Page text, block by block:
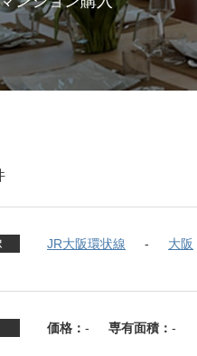
JR大阪環状線 大阪
価格： - 専有面積： -